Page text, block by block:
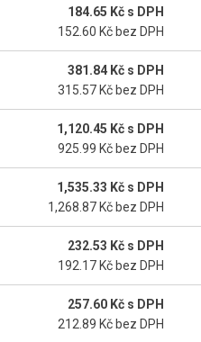
184.65 Kč s DPH
152.60 Kč bez DPH
381.84 Kč s DPH
315.57 Kč bez DPH
1,120.45 Kč s DPH
925.99 Kč bez DPH
1,535.33 Kč s DPH
1,268.87 Kč bez DPH
232.53 Kč s DPH
192.17 Kč bez DPH
257.60 Kč s DPH
212.89 Kč bez DPH